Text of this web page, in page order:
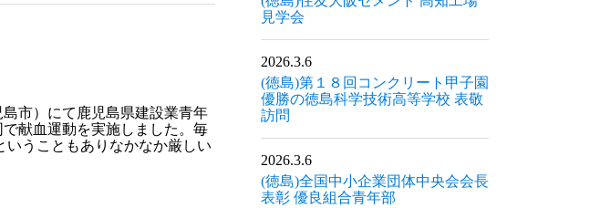
市）にて鹿児島県建設業青年
献血運動を実施しました。毎
うこともありなかなか厳しい
見学会
2026.3.6
(徳島)第１８回コンクリート甲子園
優勝の徳島科学技術高等学校 表敬
訪問
2026.3.6
(徳島)全国中小企業団体中央会会長
表彰 優良組合青年部